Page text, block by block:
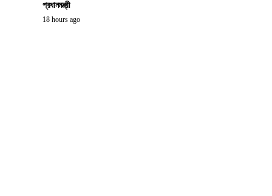
প্রধানমন্ত্রী
18 hours ago